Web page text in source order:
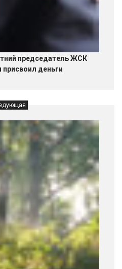
председатель ЖСК
деньги